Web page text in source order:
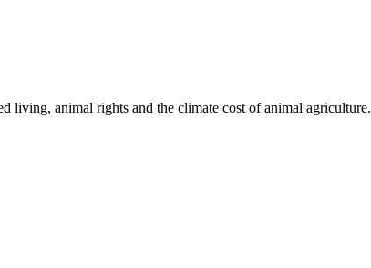
living, animal rights and the climate cost of animal agriculture.